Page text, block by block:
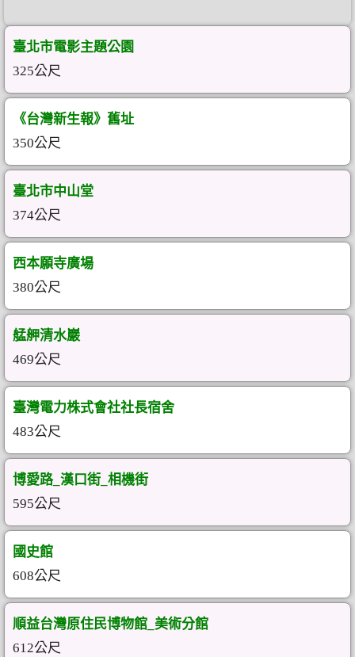
臺北市電影主題公園
325公尺
《台灣新生報》舊址
350公尺
臺北市中山堂
374公尺
西本願寺廣場
380公尺
艋舺清水巖
469公尺
臺灣電力株式會社社長宿舍
483公尺
博愛路_漢口街_相機街
595公尺
國史館
608公尺
順益台灣原住民博物館_美術分館
612公尺